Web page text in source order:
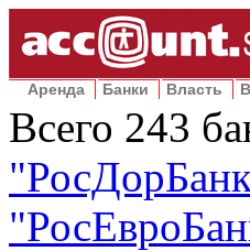
Аренда Банки Власть
Всего 243
"РосДорБанк
"